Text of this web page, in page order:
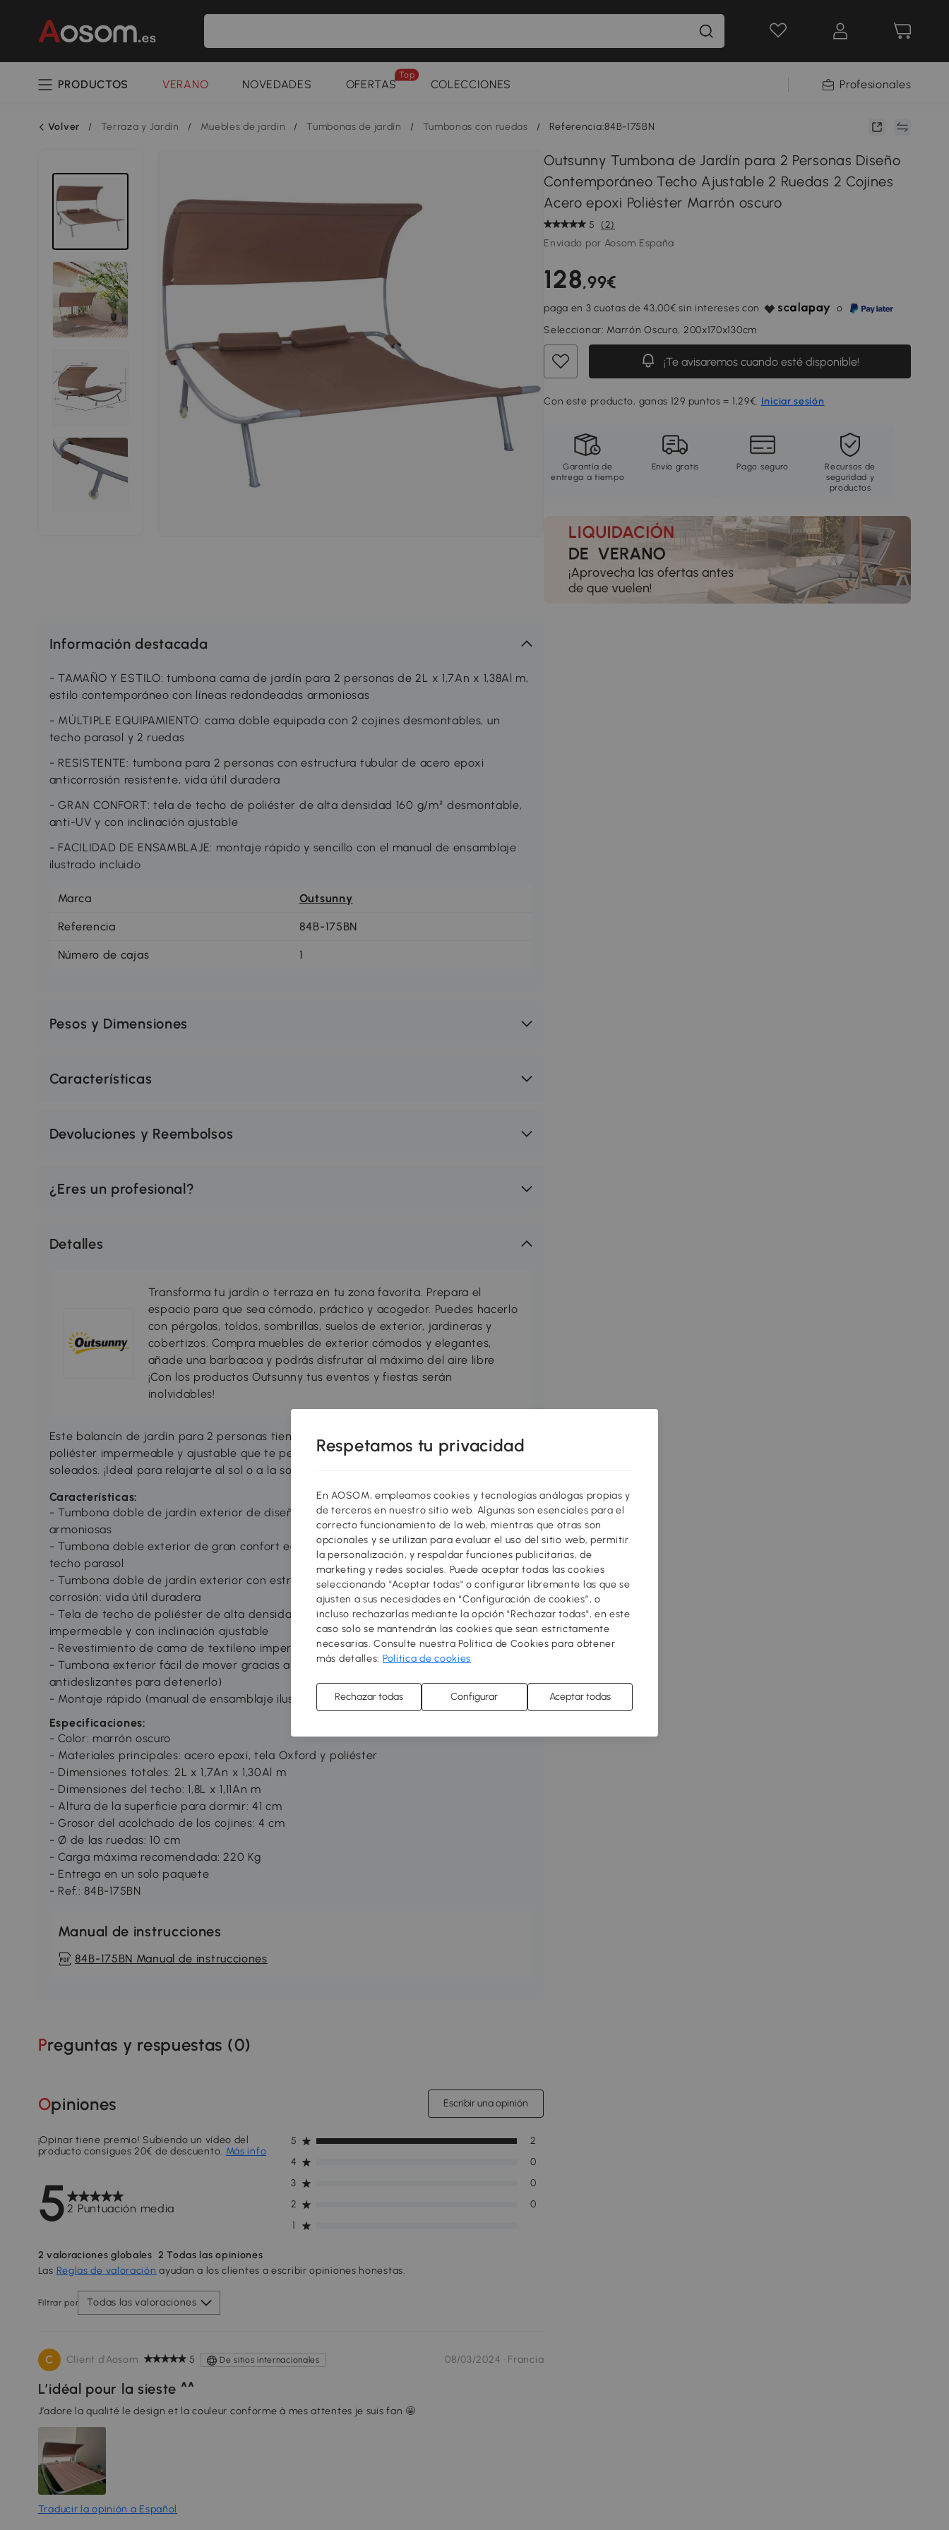
PRODUCTOS VERANO NOVEDADES OFERTAS
Top
COLECCIONES Profesionales
Volver / Terraza y Jardín / Muebles de jardín / Tumbonas de jardín / Tumbonas con ruedas / Referencia:84B-175BN
Outsunny Tumbona de Jardín para 2 Personas Diseño
Contemporáneo Techo Ajustable 2 Ruedas 2 Cojines
Acero epoxi Poliéster Marrón oscuro
5
(2)
Enviado por Aosom España
128,99€
paga en 3 cuotas de 43,00€ sin intereses con
o
Seleccionar: Marrón Oscuro, 200x170x130cm
¡Te avisaremos cuando esté disponible!
Con este producto, ganas 129 puntos = 1,29€. Iniciar sesión
Garantía de
entrega a tiempo
Envío gratis Pago seguro
Recursos de
seguridad y
productos
Información destacada
- TAMAÑO Y ESTILO: tumbona cama de jardín para 2 personas de 2L x 1,7An x 1,38Al m,
estilo contemporáneo con líneas redondeadas armoniosas
- MÚLTIPLE EQUIPAMIENTO: cama doble equipada con 2 cojines desmontables, un
techo parasol y 2 ruedas
- RESISTENTE: tumbona para 2 personas con estructura tubular de acero epoxi
anticorrosión resistente, vida útil duradera
- GRAN CONFORT: tela de techo de poliéster de alta densidad 160 g/m² desmontable,
anti-UV y con inclinación ajustable
- FACILIDAD DE ENSAMBLAJE: montaje rápido y sencillo con el manual de ensamblaje
ilustrado incluido
Marca Outsunny
Referencia 84B-175BN
Número de cajas 1
Pesos y Dimensiones
Características
Devoluciones y Reembolsos
¿Eres un profesional?
Detalles
Transforma tu jardín o terraza en tu zona favorita. Prepara el
espacio para que sea cómodo, práctico y acogedor. Puedes hacerlo
con pérgolas, toldos, sombrillas, suelos de exterior, jardineras y
cobertizos. Compra muebles de exterior cómodos y elegantes,
añade una barbacoa y podrás disfrutar al máximo del aire libre
¡Con los productos Outsunny tus eventos y fiestas serán
inolvidables!
Este balancín de jardín para 2 personas tiene un diseño contemporáneo con techo de
poliéster impermeable y ajustable que te permitirá disfrutar al máximo de los días
soleados. ¡Ideal para relajarte al sol o a la sombra con total tranquilidad!
Características:
- Tumbona doble de jardín exterior de diseño contemporáneo con líneas redondeadas
armoniosas
- Tumbona doble exterior de gran confort equipada con 2 cojines desmontables y un
techo parasol
- Tumbona doble de jardín exterior con estructura de acero epoxi resistente a la
corrosión: vida útil duradera
- Tela de techo de poliéster de alta densidad 160 g/m² desmontable, anti-UV,
impermeable y con inclinación ajustable
- Revestimiento de cama de textileno impermeable y resistente a la humedad
- Tumbona exterior fácil de mover gracias a las 2 ruedas integradas (2 patas con topes
antideslizantes para detenerlo)
- Montaje rápido (manual de ensamblaje ilustrado) y fácil mantenimiento
Especificaciones:
- Color: marrón oscuro
- Materiales principales: acero epoxi, tela Oxford y poliéster
- Dimensiones totales: 2L x 1,7An x 1,30Al m
- Dimensiones del techo: 1,8L x 1,11An m
- Altura de la superficie para dormir: 41 cm
- Grosor del acolchado de los cojines: 4 cm
- Ø de las ruedas: 10 cm
- Carga máxima recomendada: 220 Kg
- Entrega en un solo paquete
- Ref.: 84B-175BN
Manual de instrucciones
84B-175BN Manual de instrucciones
Preguntas y respuestas (0)
Opiniones Escribir una opinión
52 Puntuación media
¡Opinar tiene premio! Subiendo un vídeo del
producto consigues 20€ de descuento. Más info
1
2 0
3 0
4 0
5 2
2 valoraciones globales 2 Todas las opiniones
Las Reglas de valoración ayudan a los clientes a escribir opiniones honestas.
Filtrar por Todas las valoraciones
C Client d'Aosom 5 De sitios internacionales 08/03/2024 · Francia
L’idéal pour la sieste ^^
J’adore la qualité le design et la couleur conforme à mes attentes je suis fan 🤩
Traducir la opinión a Español
Respetamos tu privacidad
En AOSOM, empleamos cookies y tecnologías análogas propias y
de terceros en nuestro sitio web. Algunas son esenciales para el
correcto funcionamiento de la web, mientras que otras son
opcionales y se utilizan para evaluar el uso del sitio web, permitir
la personalización, y respaldar funciones publicitarias, de
marketing y redes sociales. Puede aceptar todas las cookies
seleccionando "Aceptar todas" o configurar libremente las que se
ajusten a sus necesidades en “Configuración de cookies”, o
incluso rechazarlas mediante la opción "Rechazar todas", en este
caso solo se mantendrán las cookies que sean estrictamente
necesarias. Consulte nuestra Política de Cookies para obtener
más detalles: Política de cookies
Rechazar todas Configurar Aceptar todas